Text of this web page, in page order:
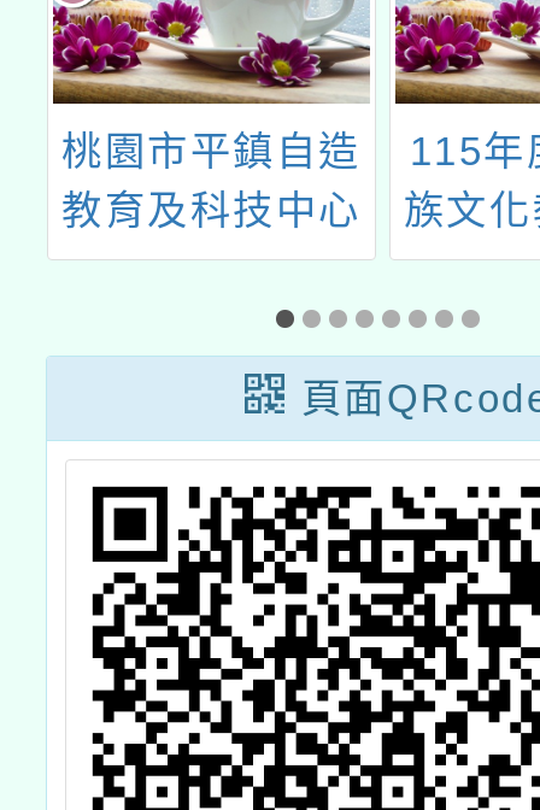
桃園市平鎮自造
教育及科技中心
辦理114年5月份
教師研習資訊
115年
族文
共
頁面